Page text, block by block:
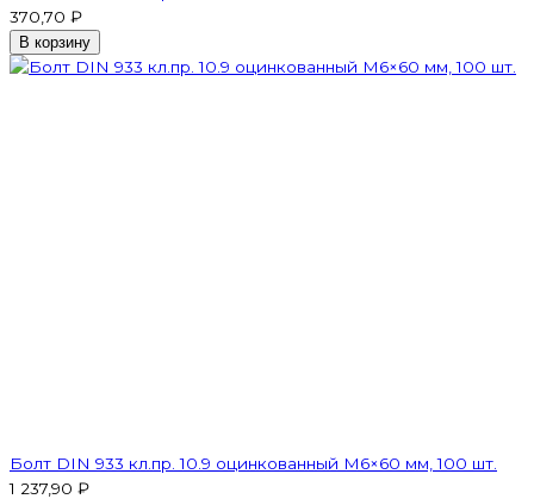
370,70 ₽
В корзину
Болт DIN 933 кл.пр. 10.9 оцинкованный М6×60 мм, 100 шт.
1 237,90 ₽